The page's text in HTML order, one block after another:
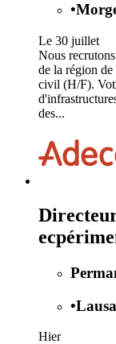
•
Le 30 juillet
Nous
de la région
civil (H/F).
des...
•
Hier